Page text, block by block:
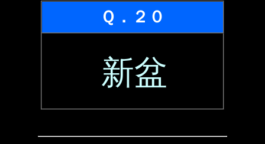
Ｑ．２０
新盆